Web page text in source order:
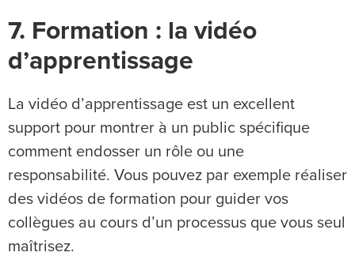
7. Formation : la vidéo
d’apprentissage
La vidéo d’apprentissage est un excellent
support pour montrer à un public spécifique
comment endosser un rôle ou une
responsabilité. Vous pouvez par exemple réaliser
des vidéos de formation pour guider vos
collègues au cours d’un processus que vous seul
maîtrisez.